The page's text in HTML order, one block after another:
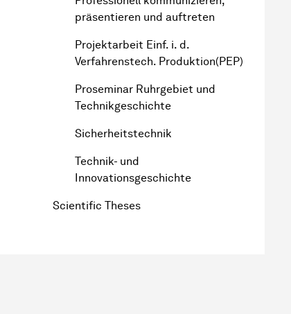
präsentieren und auftreten
Projektarbeit Einf. i. d.
Verfahrenstech. Produktion(PEP)
Proseminar Ruhrgebiet und
Technikgeschichte
Sicherheitstechnik
Technik- und
Innovationsgeschichte
Scientific Theses